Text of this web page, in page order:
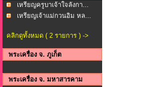
เหรียญครูบาเจ้าใจลังกา...
เหรียญเจ้าแม่กวนอิม หล...
คลิกดูทั้งหมด ( 2 รายการ ) ->
พระเครื่อง จ. ภูเก็ต
พระเครื่อง จ. มหาสารคาม